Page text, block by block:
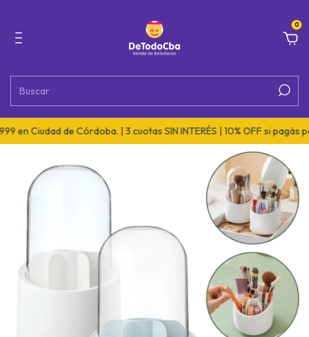
0
Ciudad de Córdoba. | 3 cuotas SIN INTERÉS | 10% OFF si pagás por